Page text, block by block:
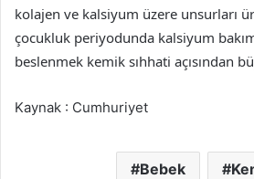
kolajen ve kalsiyum üzere unsurları
çocukluk periyodunda kalsiyum
beslenmek kemik sıhhati açısından
Kaynak : Cumhuriyet
Bebek